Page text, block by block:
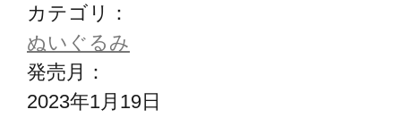
カテゴリ：
ぬいぐるみ
発売月：
2023年1月19日